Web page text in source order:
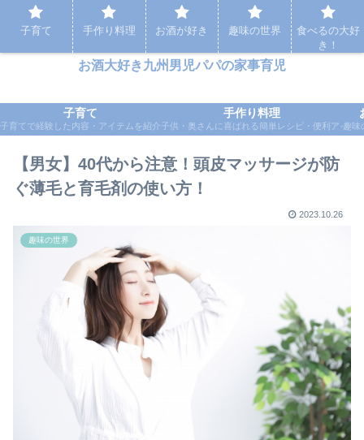
パパの家事育児など実体験をもとに応援するブログ
お酒大好き九州男児パパの家事育児
子育て
子育てで経験した内容・アイテムを紹介
手作り料理
子供・奥さんに喜ばれる簡単レシピ・便利アイテ
趣味
【男女】40代から注意！頭皮マッサージが防
ぐ薄毛と育毛剤の使い方！
2023.10.26
趣味の世界
子育て 手作り料理 お酒が好き 趣味の世界
食べるの大好
き！